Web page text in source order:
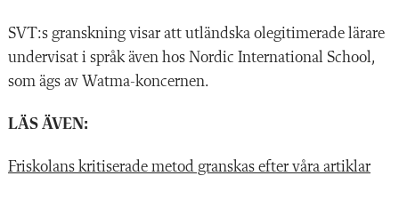
SVT:s granskning visar att utländska olegitimerade lärare
undervisat i språk även hos Nordic International School,
som ägs av Watma-koncernen.
LÄS ÄVEN:
Friskolans kritiserade metod granskas efter våra artiklar